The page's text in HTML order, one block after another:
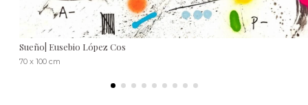
Sueño| Eusebio López Cos
70 x 100 cm